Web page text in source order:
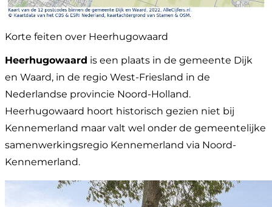
Korte feiten over Heerhugowaard
Heerhugowaard is een plaats in de gemeente Dijk
en Waard, in de regio West-Friesland in de
Nederlandse provincie Noord-Holland.
Heerhugowaard hoort historisch gezien niet bij
Kennemerland maar valt wel onder de gemeentelijke
samenwerkingsregio Kennemerland via Noord-
Kennemerland.